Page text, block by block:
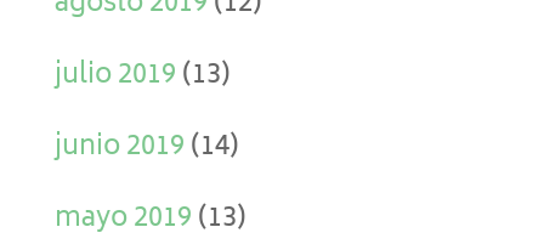
julio 2019(13)
junio 2019(14)
mayo 2019(13)